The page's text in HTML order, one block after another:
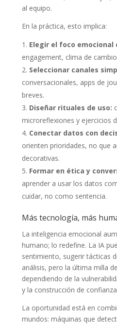
al equipo.
En la práctica, esto implica:
Elegir el foco emocional
engagement, clima de
Seleccionar canales
conversacionales, apps de
breves.
Diseñar rituales de uso:
microreflexiones y ejercicios
Conectar datos con
orienten prioridades, no que
decorativas.
Formar en ética y
aprender a usar los datos
cuidar, no como sentencia.
Más tecnología, más
La inteligencia emocional
humano; lo redefine. La IA
sentimiento, sugerir tácticas
análisis, pero la última milla
dependiendo de la
y la construcción de
La oportunidad está en
mundos: máquinas que